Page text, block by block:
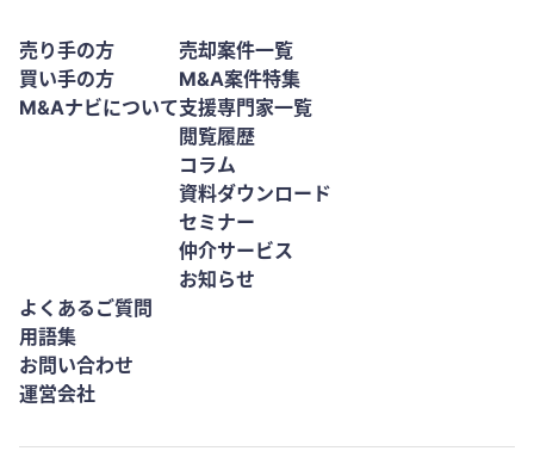
売り手の方
買い手の方
M&Aナビについて
売却案件一覧
M&A案件特集
支援専門家一覧
閲覧履歴
コラム
資料ダウンロード
セミナー
仲介サービス
お知らせ
よくあるご質問
用語集
お問い合わせ
運営会社